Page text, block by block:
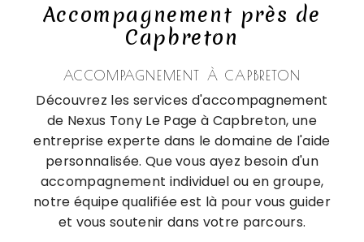
Accompagnement près de
Capbreton
ACCOMPAGNEMENT À CAPBRETON
Découvrez les services d'accompagnement
de Nexus Tony Le Page à Capbreton, une
entreprise experte dans le domaine de l'aide
personnalisée. Que vous ayez besoin d'un
accompagnement individuel ou en groupe,
notre équipe qualifiée est là pour vous guider
et vous soutenir dans votre parcours.